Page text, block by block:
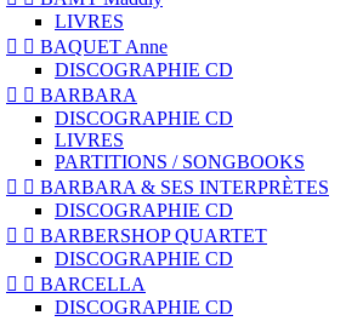
LIVRES
  BAQUET Anne
DISCOGRAPHIE CD
  BARBARA
DISCOGRAPHIE CD
LIVRES
PARTITIONS / SONGBOOKS
  BARBARA & SES INTERPRÈTES
DISCOGRAPHIE CD
  BARBERSHOP QUARTET
DISCOGRAPHIE CD
  BARCELLA
DISCOGRAPHIE CD